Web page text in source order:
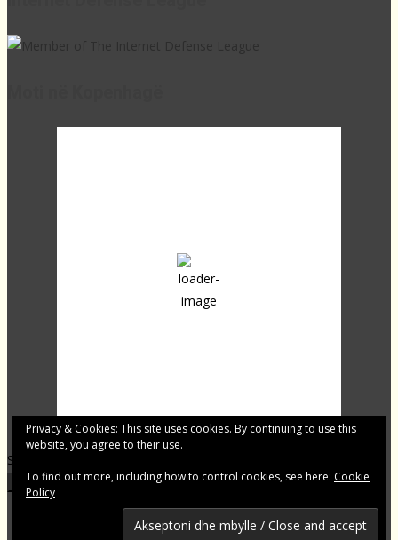
90 %
1013 mb
15 Km/h
Shqip.dk - Lajme të zgjedhura për Ju
Footer Menu
Shqip.dk ne facebok
Privacy & Cookies: This site uses cookies. By continuing to use this
website, you agree to their use.
To find out more, including how to control cookies, see here: Cookie
Policy